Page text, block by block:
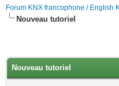
Forum KNX francophone / English
Nouveau tutoriel
Nouveau tutoriel